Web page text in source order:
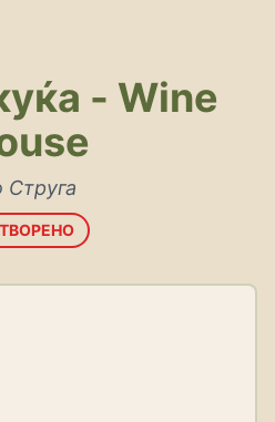
- Wine
Струга